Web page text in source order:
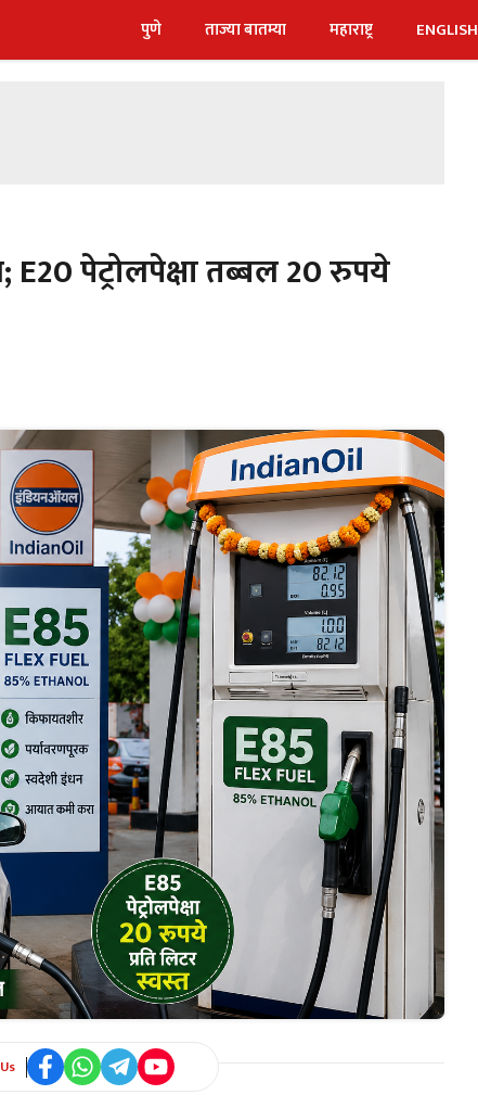
पुणे ताज्या बातम्या महाराष्ट्र ENGLISH
पेट्रोलपेक्षा तब्बल 20 रुपये